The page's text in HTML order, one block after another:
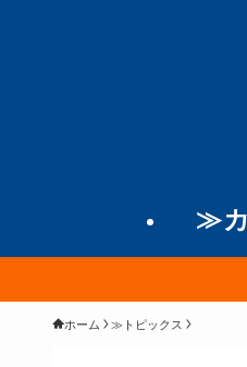
≫
ホーム ≫トピックス